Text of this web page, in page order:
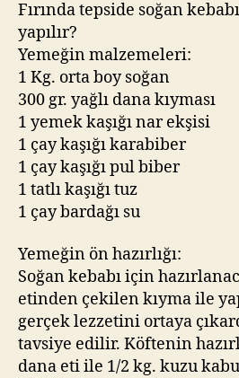
Fırında tepside soğan
yapılır?
Yemeğin malzemeleri:
1 Kg. orta boy soğan
300 gr. yağlı dana kıyması
1 yemek kaşığı nar ekşisi
1 çay kaşığı karabiber
1 çay kaşığı pul biber
1 tatlı kaşığı tuz
1 çay bardağı su
Yemeğin ön hazırlığı:
Soğan kebabı için
etinden çekilen kıyma ile
gerçek lezzetini ortaya
tavsiye edilir. Köftenin
dana eti ile 1/2 kg. kuzu